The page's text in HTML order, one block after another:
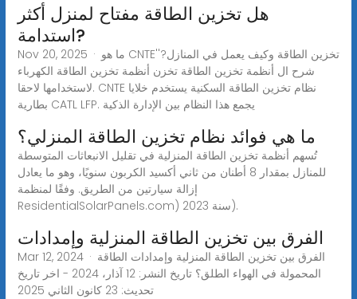
هل تخزين الطاقة مفتاح لمنزل أكثر
استدامة?
Nov 20, 2025 · ما هو CNTE''تخزين الطاقة وكيف يعمل في المنازل?
شرح ال أنظمة تخزين الطاقة تخزن أنظمة تخزين الطاقة الكهرباء
لاستخدامها لاحقا. CNTE نظام تخزين الطاقة السكنية يستخدم خلايا
بطارية CATL LFP. يجمع هذا النظام بين الإدارة الذكية
ما هي فوائد نظام تخزين الطاقة المنزلي؟
تُسهم أنظمة تخزين الطاقة المنزلية في تقليل الانبعاثات المتوسطة
للمنازل بمقدار 8 أطنان من ثاني أكسيد الكربون سنويًا، وهو ما يعادل
إزالة سيارتين من الطريق. وفقًا لمنظمة
ResidentialSolarPanels.com) سنة 2023).
الفرق بين تخزين الطاقة المنزلية وإمدادات
Mar 12, 2024 · الفرق بين تخزين الطاقة المنزلية وإمدادات الطاقة
المحمولة في الهواء الطلق؟ تاريخ النشر: 12 آذار، 2024 - اخر تاريخ
تحديث: 23 كانون الثاني 2025